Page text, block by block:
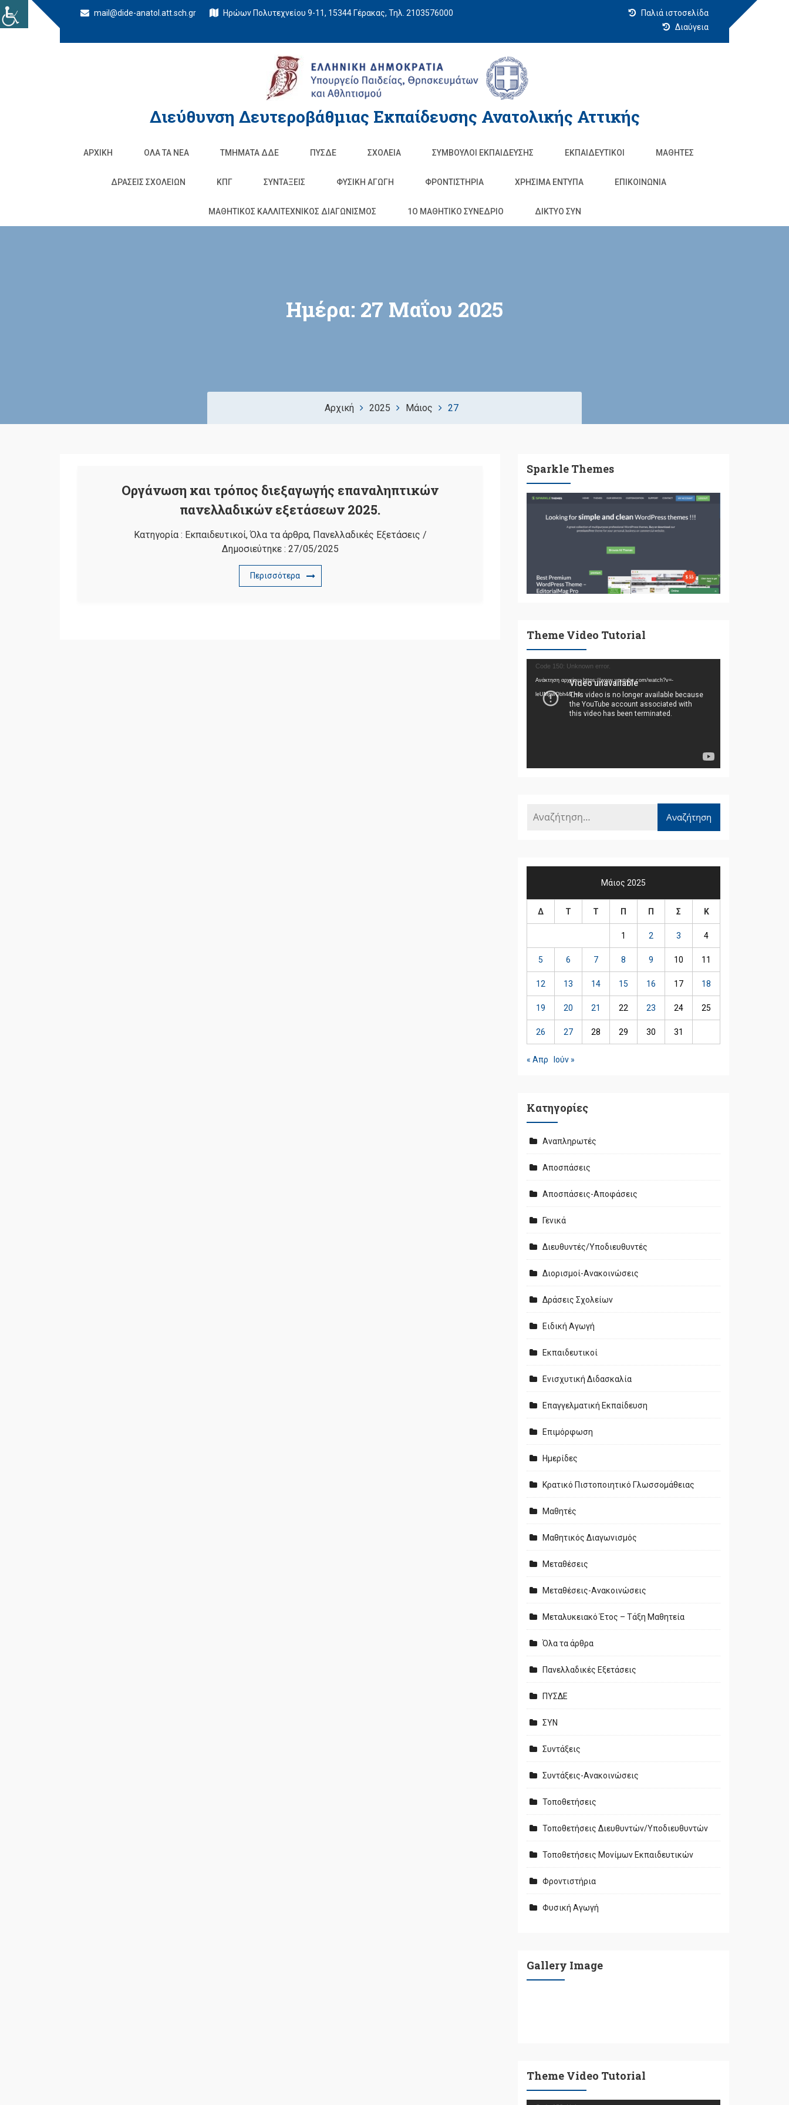
mail@dide-anatol.att.sch.gr Ηρώων Πολυτεχνείου 9-11, 15344 Γέρακας, Τηλ. 2103576000
Παλιά ιστοσελίδα
Διαύγεια
Διεύθυνση Δευτεροβάθμιας Εκπαίδευσης Ανατολικής Αττικής
ΑΡΧΙΚΉ ΌΛΑ ΤΑ ΝΈΑ ΤΜΉΜΑΤΑ ΔΔΕ ΠΥΣΔΕ ΣΧΟΛΕΊΑ ΣΥΜΒΟΥΛΟΙ ΕΚΠΑΙΔΕΥΣΗΣ ΕΚΠΑΙΔΕΥΤΙΚΟΊ ΜΑΘΗΤΈΣ
ΔΡΆΣΕΙΣ ΣΧΟΛΕΊΩΝ ΚΠΓ ΣΥΝΤΑΞΕΙΣ ΦΥΣΙΚΉ ΑΓΩΓΉ ΦΡΟΝΤΙΣΤΉΡΙΑ ΧΡΗΣΙΜΑ ΕΝΤΥΠΑ ΕΠΙΚΟΙΝΩΝΊΑ
ΜΑΘΗΤΙΚΟΣ ΚΑΛΛΙΤΕΧΝΙΚΟΣ ΔΙΑΓΩΝΙΣΜΟΣ 1O ΜΑΘΗΤΙΚΟ ΣΥΝΕΔΡΙΟ ΔΙΚΤΥΟ ΣΥΝ
Ημέρα: 27 Μαΐου 2025
Αρχική 2025 Μάιος 27
Οργάνωση και τρόπος διεξαγωγής επαναληπτικών
πανελλαδικών εξετάσεων 2025.
Κατηγορία : Εκπαιδευτικοί,Όλα τα άρθρα, Πανελλαδικές Εξετάσεις /
Δημοσιεύτηκε : 27/05/2025
Περισσότερα
Sparkle Themes
Theme Video Tutorial
Πρόγραμμα
Αναπαραγωγής
Βίντεο
Code 150: Unknown error.
Ανάκτηση αρχείου: https://www.youtube.com/watch?v=-
leUMpwQbh4&_=1
Μάιος 2025
Δ Τ Τ Π Π Σ Κ
1 2 3 4
5 6 7 8 9 10 11
12 13 14 15 16 17 18
19 20 21 22 23 24 25
26 27 28 29 30 31
« Απρ Ιούν »
Kατηγορίες
Αναπληρωτές
Αποσπάσεις
Αποσπάσεις-Αποφάσεις
Γενικά
Διευθυντές/Υποδιευθυντές
Διορισμοί-Ανακοινώσεις
Δράσεις Σχολείων
Ειδική Αγωγή
Εκπαιδευτικοί
Ενισχυτική Διδασκαλία
Επαγγελματική Εκπαίδευση
Επιμόρφωση
Ημερίδες
Κρατικό Πιστοποιητικό Γλωσσομάθειας
Μαθητές
Μαθητικός Διαγωνισμός
Μεταθέσεις
Μεταθέσεις-Ανακοινώσεις
Μεταλυκειακό Έτος – Τάξη Μαθητεία
Όλα τα άρθρα
Πανελλαδικές Εξετάσεις
ΠΥΣΔΕ
ΣΥΝ
Συντάξεις
Συντάξεις-Ανακοινώσεις
Τοποθετήσεις
Τοποθετήσεις Διευθυντών/Υποδιευθυντών
Τοποθετήσεις Μονίμων Εκπαιδευτικών
Φροντιστήρια
Φυσική Αγωγή
Gallery Image
Theme Video Tutorial